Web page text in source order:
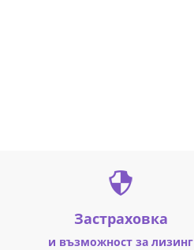
Застраховка
и възможност за лизинг